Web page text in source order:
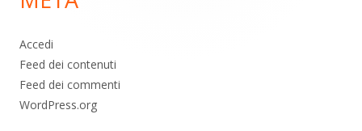
Accedi
Feed dei contenuti
Feed dei commenti
WordPress.org